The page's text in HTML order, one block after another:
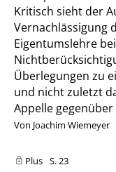
Kritisch sieht der
Vernachlässigung
Eigentumslehre
Überlegungen zu
und nicht zuletzt
Appelle
Von Joachim Wiemeyer
Plus S. 23